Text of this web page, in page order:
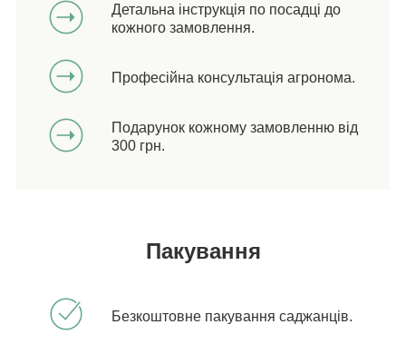
Детальна інструкція по посадці до
кожного замовлення.
Професійна консультація агронома.
Подарунок кожному замовленню від
300 грн.
Пакування
Безкоштовне пакування саджанців.